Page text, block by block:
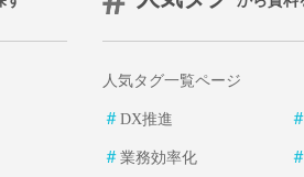
人気タグ一覧ページ
＃ DX推進
＃ 業務効率化
＃
＃